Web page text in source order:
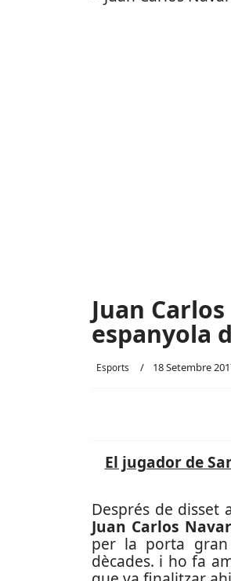
Juan
espanyola
Esports 18 Setembre
El jugador de
Després de disset
Juan Carlos
per la porta
dècades. i ho fa